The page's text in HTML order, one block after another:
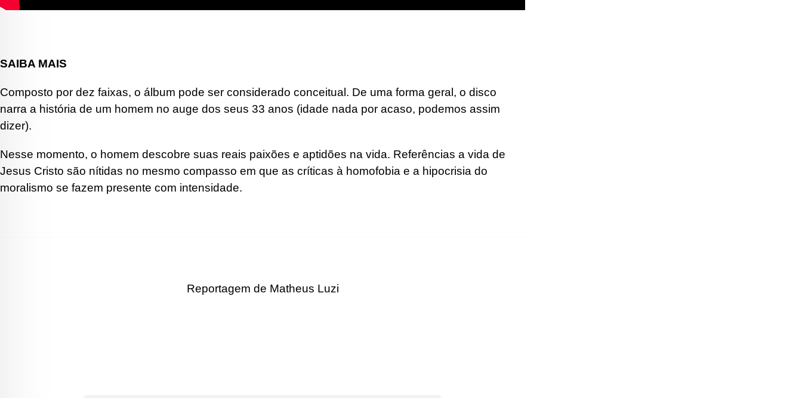
SAIBA MAIS
Composto por dez faixas, o álbum pode ser considerado conceitual. De uma forma geral, o disco
narra a história de um homem no auge dos seus 33 anos (idade nada por acaso, podemos assim
dizer).
Nesse momento, o homem descobre suas reais paixões e aptidões na vida. Referências a vida de
Jesus Cristo são nítidas no mesmo compasso em que as críticas à homofobia e a hipocrisia do
moralismo se fazem presente com intensidade.
Reportagem de Matheus Luzi